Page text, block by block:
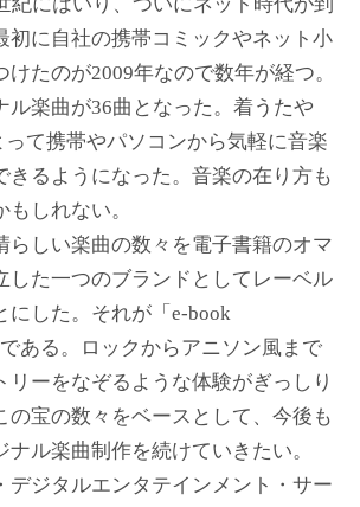
初に自社の携帯コミックやネット小
たのが2009年なので数年が経つ。
ル楽曲が36曲となった。着うたや
って携帯やパソコンから気軽に音楽
きるようになった。音楽の在り方も
しれない。
らしい楽曲の数々を電子書籍のオマ
した一つのブランドとしてレーベル
にした。それが「e-book
ある。ロックからアニソン風まで
リーをなぞるような体験がぎっしり
の宝の数々をベースとして、今後も
ナル楽曲制作を続けていきたい。
デジタルエンタテインメント・サー